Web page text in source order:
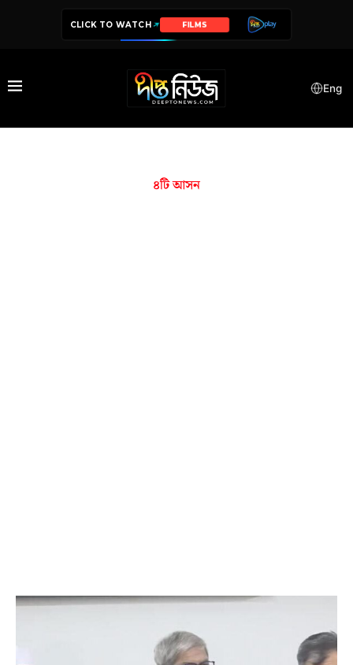
CLICK TO WATCH FILMS
Eng
৪টি আসন